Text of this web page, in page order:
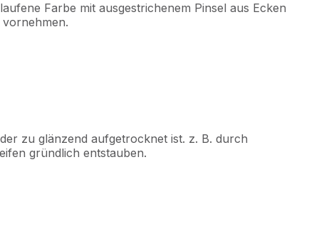
Farbe mit ausgestrichenem Pinsel aus Ecken
zu glänzend aufgetrocknet ist. z. B. durch
gründlich entstauben.